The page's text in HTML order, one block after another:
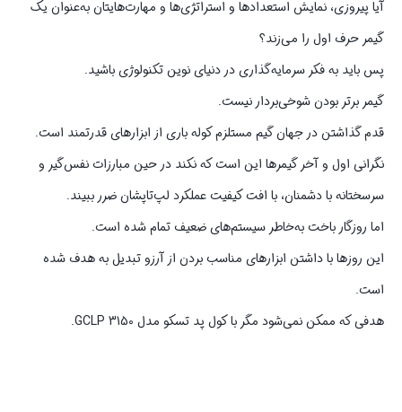
آیا پیروزی، نمایش استعدادها و استراتژی‌ها و مهارت‌هایتان به‌عنوان یک
گیمر حرف اول را می‌زند؟
پس باید به فکر سرمایه‌گذاری در دنیای نوین تکنولوژی باشید.
گیمر برتر بودن شوخی‌بردار نیست.
قدم گذاشتن در جهان گیم مستلزم کوله باری از ابزارهای قدرتمند است.
نگرانی اول و آخر گیمرها این است که نکند در حین مبارزات نفس‌گیر و
سرسختانه با دشمنان، با افت کیفیت عملکرد لپ‌تاپشان ضرر ببیند.
اما روزگار باخت به‌خاطر سیستم‌های ضعیف تمام شده است.
این روزها با داشتن ابزارهای مناسب بردن از آرزو تبدیل به هدف شده
است.
هدفی که ممکن نمی‌شود مگر با کول پد تسکو مدل GCLP 3150.